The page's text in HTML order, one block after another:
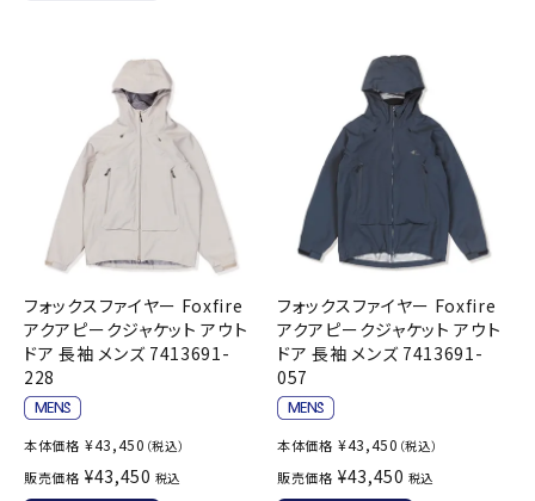
フォックスファイヤー Foxfire
アクアピークジャケット アウト
ドア 長袖 メンズ 7413691-
228
本体価格 ¥43,450 （税込）
販売価格 ¥43,450 税込
フォックスファイヤー Foxfire
アクアピークジャケット アウト
ドア 長袖 メンズ 7413691-
057
本体価格 ¥43,450 （税込）
販売価格 ¥43,450 税込